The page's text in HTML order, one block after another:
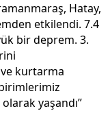
Hatay,
etkilendi. 7.4
bir deprem. 3.
kurtarma
yaşandı”